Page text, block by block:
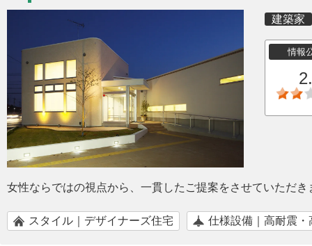
建築家
情報
女性ならではの視点から、一貫したご提案をさせていただき
スタイル｜デザイナーズ住宅 仕様設備｜高耐震・